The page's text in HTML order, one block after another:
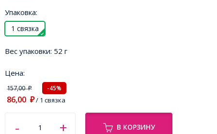
Упаковка:
1 связка
Вес упаковки: 52 г
Цена:
157,00₽ -45%
86,00 ₽/ 1 связка
В КОРЗИНУ